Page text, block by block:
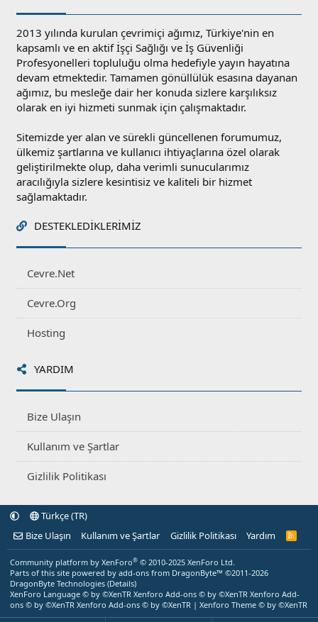
2013 yılında kurulan çevrimiçi ağımız, Türkiye'nin en
kapsamlı ve en aktif İşçi Sağlığı ve İş Güvenliği
Profesyonelleri topluluğu olma hedefiyle yayın hayatına
devam etmektedir. Tamamen gönüllülük esasına dayanan
ağımız, bu mesleğe dair her konuda sizlere karşılıksız
olarak en iyi hizmeti sunmak için çalışmaktadır.
Sitemizde yer alan ve sürekli güncellenen forumumuz,
ülkemiz şartlarına ve kullanıcı ihtiyaçlarına özel olarak
geliştirilmekte olup, daha verimli sunucularımız
aracılığıyla sizlere kesintisiz ve kaliteli bir hizmet
sağlamaktadır.
DESTEKLEDIKLERIMIZ
Cevre.Net
Cevre.Org
Hosting
YARDIM
Bize Ulaşın
Kullanım ve Şartlar
Gizlilik Politikası
Türkçe (TR)
Bize Ulaşın
Kullanım ve Şartlar Gizlilik Politikası Yardım
R
Community platform by XenForo® © 2010-2025 XenForo Ltd.
Parts of this site powered by add-ons from DragonByte™ ©2011-2026
DragonByte Technologies (Details)
XenForo Language © by ©XenTR Xenforo Add-ons © by ©XenTR Xenforo Add-
ons © by ©XenTR Xenforo Add-ons © by ©XenTR | Xenforo Theme © by ©XenTR